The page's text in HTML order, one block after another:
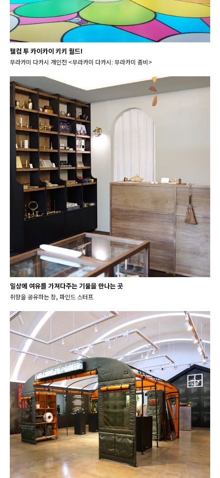
웰컴 투 카이카이 키키 월드!
무라카미 다카시 개인전 <무라카미 다카시: 무라카미 좀비>
일상에 여유를 가져다주는 기물을 만나는 곳
취향을 공유하는 장, 파인드 스터프